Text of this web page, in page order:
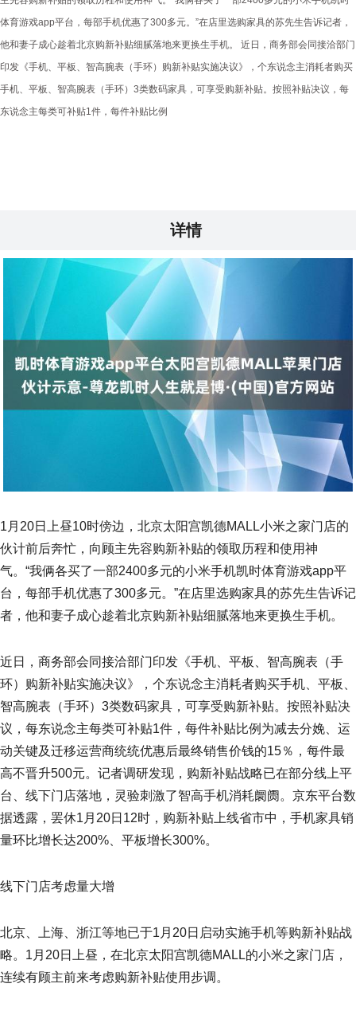
体育游戏app平台，每部手机优惠了300多元。”在店里选购家具的苏先生告诉记者，
他和妻子成心趁着北京购新补贴细腻落地来更换生手机。 近日，商务部会同接洽部门
印发《手机、平板、智高腕表（手环）购新补贴实施决议》，个东说念主消耗者购买
手机、平板、智高腕表（手环）3类数码家具，可享受购新补贴。按照补贴决议，每
东说念主每类可补贴1件，每件补贴比例
详情
1月20日上昼10时傍边，北京太阳宫凯德MALL小米之家门店的
伙计前后奔忙，向顾主先容购新补贴的领取历程和使用神
气。“我俩各买了一部2400多元的小米手机凯时体育游戏app平
台，每部手机优惠了300多元。”在店里选购家具的苏先生告诉记
者，他和妻子成心趁着北京购新补贴细腻落地来更换生手机。
近日，商务部会同接洽部门印发《手机、平板、智高腕表（手
环）购新补贴实施决议》，个东说念主消耗者购买手机、平板、
智高腕表（手环）3类数码家具，可享受购新补贴。按照补贴决
议，每东说念主每类可补贴1件，每件补贴比例为减去分娩、运
动关键及迁移运营商统统优惠后最终销售价钱的15％，每件最
高不晋升500元。记者调研发现，购新补贴战略已在部分线上平
台、线下门店落地，灵验刺激了智高手机消耗阛阓。京东平台数
据透露，罢休1月20日12时，购新补贴上线省市中，手机家具销
量环比增长达200%、平板增长300%。
线下门店考虑量大增
北京、上海、浙江等地已于1月20日启动实施手机等购新补贴战
略。1月20日上昼，在北京太阳宫凯德MALL的小米之家门店，
连续有顾主前来考虑购新补贴使用步调。